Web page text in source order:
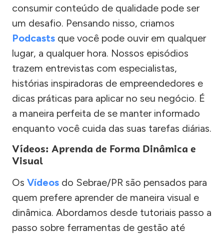
consumir conteúdo de qualidade pode ser
um desafio. Pensando nisso, criamos
Podcasts que você pode ouvir em qualquer
lugar, a qualquer hora. Nossos episódios
trazem entrevistas com especialistas,
histórias inspiradoras de empreendedores e
dicas práticas para aplicar no seu negócio. É
a maneira perfeita de se manter informado
enquanto você cuida das suas tarefas diárias.
Vídeos: Aprenda de Forma Dinâmica e
Visual
Os Vídeos do Sebrae/PR são pensados para
quem prefere aprender de maneira visual e
dinâmica. Abordamos desde tutoriais passo a
passo sobre ferramentas de gestão até